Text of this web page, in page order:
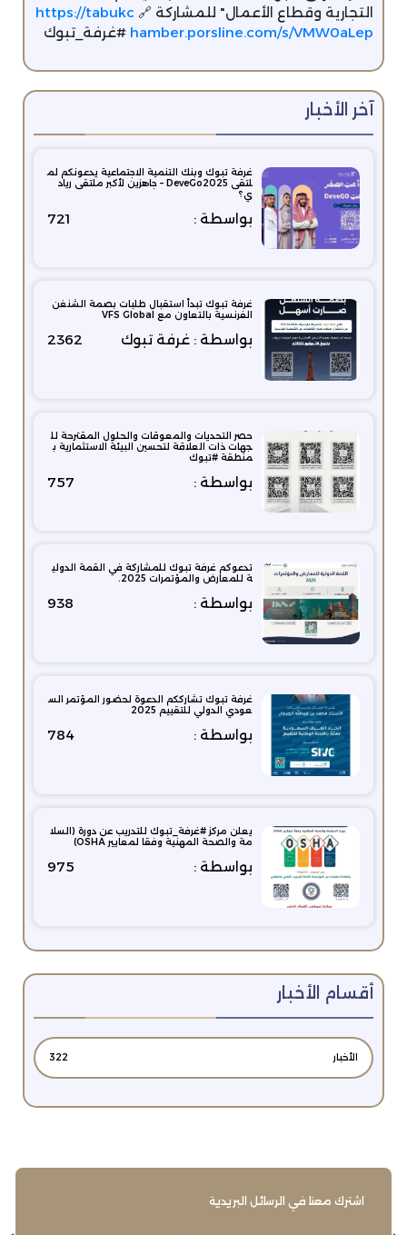
التجارية وقطاع الأعمال" للمشاركة 🔗 https://tabukc
hamber.porsline.com/s/VMW0aLep #غرفة_تبوك
آخر الأخبار
غرفة تبوك وبنك التنمية الاجتماعية يدعونكم لم
لتقى DeveGo2025 – جاهزين لأكبر ملتقى رياد
ي؟
بواسطة : 721
غرفة تبوك تبدأ استقبال طلبات بصمة الشنغن
الفرنسية بالتعاون مع VFS Global
بواسطة : غرفة تبوك 2362
حصر التحديات والمعوقات والحلول المقترحة لل
جهات ذات العلاقة لتحسين البيئة الاستثمارية ب
منطقة #تبوك
بواسطة : 757
تدعوكم غرفة تبوك للمشاركة في القمة الدولي
ة للمعارض والمؤتمرات 2025.
بواسطة : 938
غرفة تبوك تشارككم الدعوة لحضور المؤتمر الس
عودي الدولي للتقييم 2025
بواسطة : 784
يعلن مركز #غرفة_تبوك للتدريب عن دورة (السلا
مة والصحة المهنية وفقا لمعايير OSHA)
بواسطة : 975
أقسام الأخبار
الأخبار 322
اشترك معنا في الرسائل البريدية